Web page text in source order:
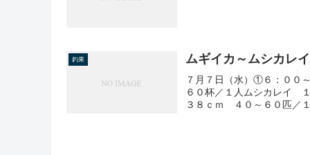
釣果 ムギイカ～ムシカレ
７月７日（水）①６：００
６０杯／１人ムシカレイ
３８ｃｍ ４０～６０匹／